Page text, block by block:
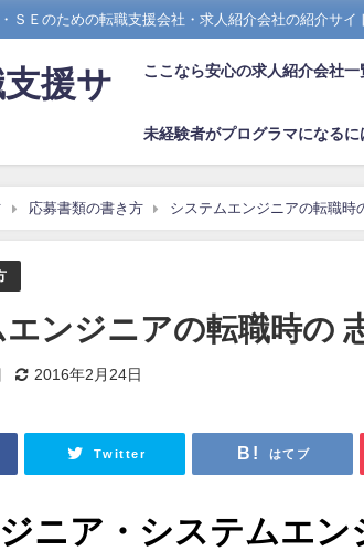
ＳＥのための転職支援会社・求人紹介会社の紹介サイ
援サ
ここなら安心の求人紹介会社一
未経験者がプログラマになるに
応募書類の書き方 システムエンジニアの転職時
ンジニアの転職時の
2016年2月24日
Twitter はてブ
ニア・システムエン